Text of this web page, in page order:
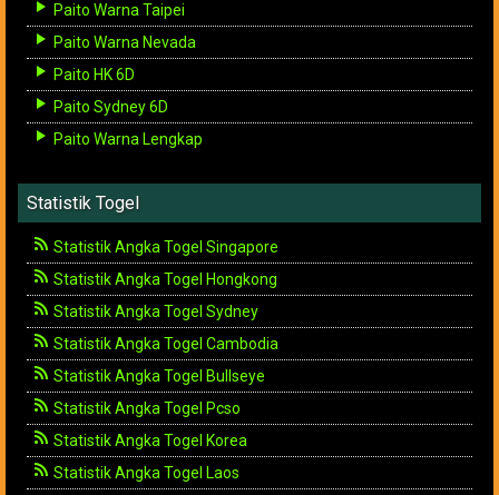
Paito Warna Taipei
Paito Warna Nevada
Paito HK 6D
Paito Sydney 6D
Paito Warna Lengkap
Statistik Togel
Statistik Angka Togel Singapore
Statistik Angka Togel Hongkong
Statistik Angka Togel Sydney
Statistik Angka Togel Cambodia
Statistik Angka Togel Bullseye
Statistik Angka Togel Pcso
Statistik Angka Togel Korea
Statistik Angka Togel Laos